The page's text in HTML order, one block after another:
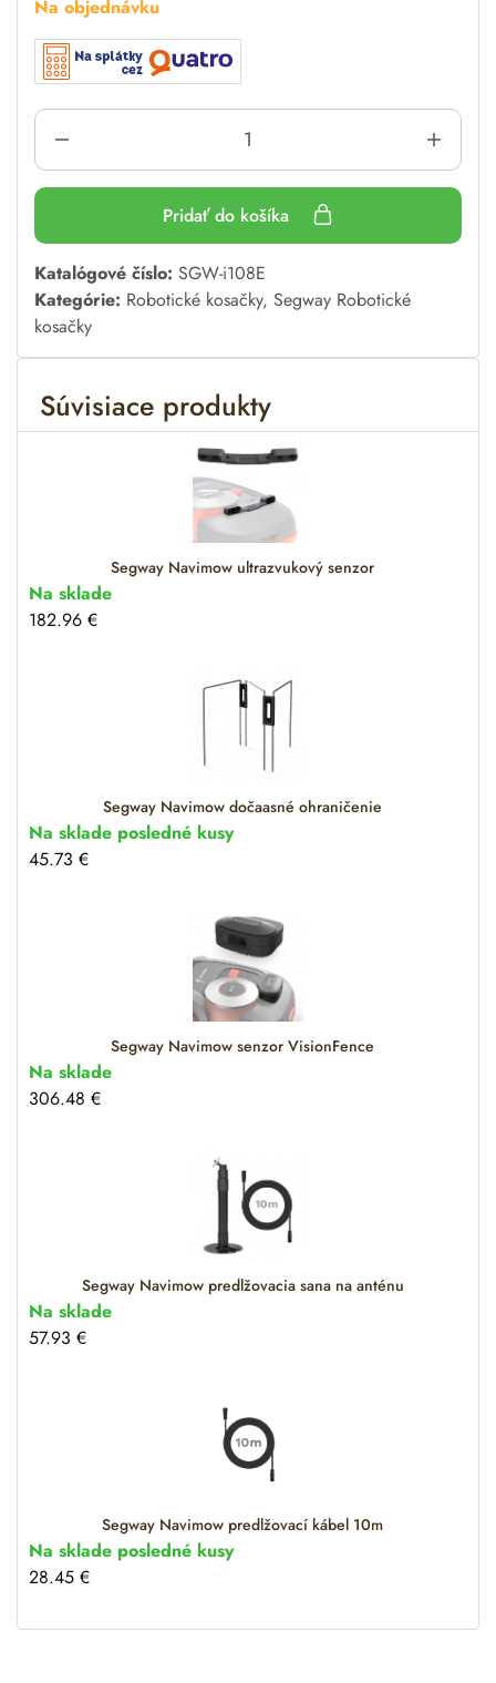
Na objednávku
Pridať do košíka
A
l
t
e
n
a
Katalógové číslo: SGW-i108E
Kategórie: Robotické kosačky, Segway Robotické
kosačky
Súvisiace produkty
Segway Navimow ultrazvukový senzor
Na sklade
182.96 €
Segway Navimow dočaasné ohraničenie
Na sklade posledné kusy
45.73 €
Segway Navimow senzor VisionFence
Na sklade
306.48 €
Segway Navimow predlžovacia sana na anténu
Na sklade
57.93 €
Segway Navimow predlžovací kábel 10m
Na sklade posledné kusy
28.45 €